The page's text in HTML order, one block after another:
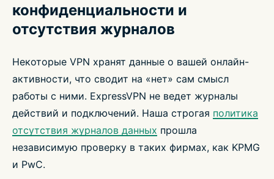
конфиденциальности и
отсутствия журналов
Некоторые VPN хранят данные о вашей онлайн-
активности, что сводит на «нет» сам смысл
работы с ними. ExpressVPN не ведет журналы
действий и подключений. Наша строгая политика
отсутствия журналов данных прошла
независимую проверку в таких фирмах, как KPMG
и PwC.